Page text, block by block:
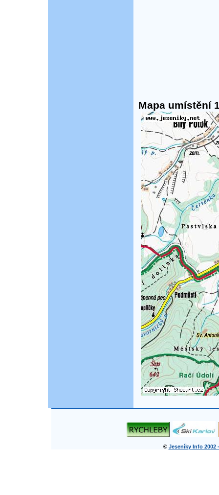
Mapa umístění
© Jeseníky Info 2002